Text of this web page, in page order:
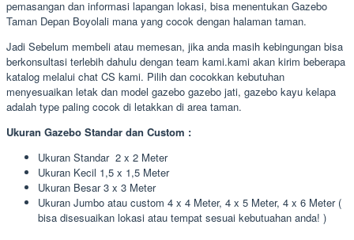
pemasangan dan informasi lapangan lokasi, bisa menentukan Gazebo
Taman Depan Boyolali mana yang cocok dengan halaman taman.
Jadi Sebelum membeli atau memesan, jika anda masih kebingungan bisa
berkonsultasi terlebih dahulu dengan team kami.kami akan kirim beberapa
katalog melalui chat CS kami. Pilih dan cocokkan kebutuhan
menyesuaikan letak dan model gazebo gazebo jati, gazebo kayu kelapa
adalah type paling cocok di letakkan di area taman.
Ukuran Gazebo Standar dan Custom :
Ukuran Standar 2 x 2 Meter
Ukuran Kecil 1,5 x 1,5 Meter
Ukuran Besar 3 x 3 Meter
Ukuran Jumbo atau custom 4 x 4 Meter, 4 x 5 Meter, 4 x 6 Meter (
bisa disesuaikan lokasi atau tempat sesuai kebutuahan anda! )